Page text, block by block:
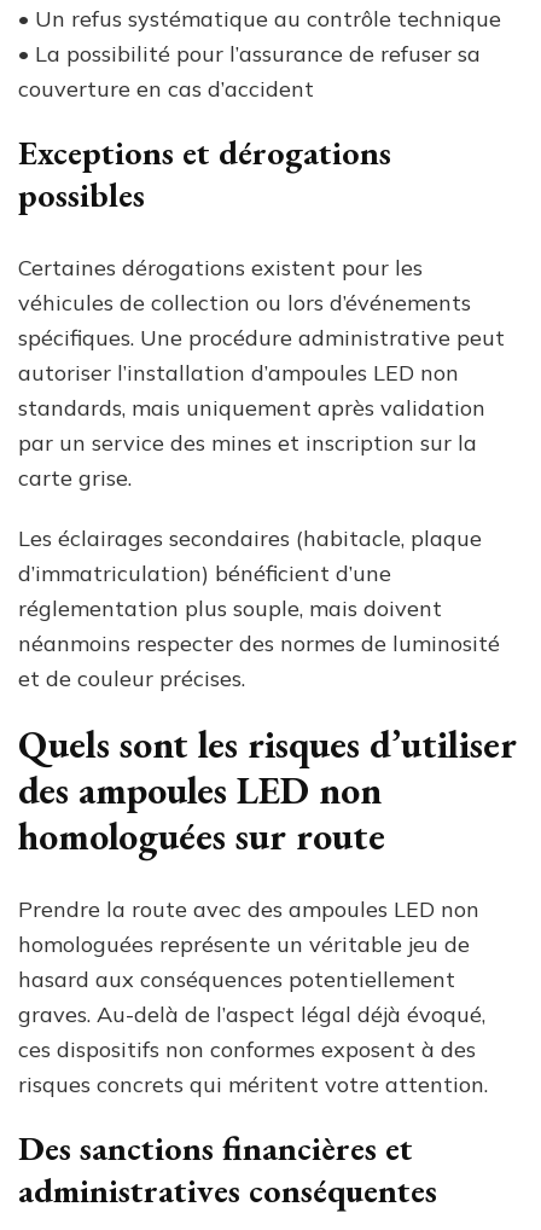
• Un refus systématique au contrôle technique
• La possibilité pour l’assurance de refuser sa
couverture en cas d’accident
Exceptions et dérogations
possibles
Certaines dérogations existent pour les
véhicules de collection ou lors d’événements
spécifiques. Une procédure administrative peut
autoriser l’installation d’ampoules LED non
standards, mais uniquement après validation
par un service des mines et inscription sur la
carte grise.
Les éclairages secondaires (habitacle, plaque
d’immatriculation) bénéficient d’une
réglementation plus souple, mais doivent
néanmoins respecter des normes de luminosité
et de couleur précises.
Quels sont les risques d’utiliser
des ampoules LED non
homologuées sur route
Prendre la route avec des ampoules LED non
homologuées représente un véritable jeu de
hasard aux conséquences potentiellement
graves. Au-delà de l’aspect légal déjà évoqué,
ces dispositifs non conformes exposent à des
risques concrets qui méritent votre attention.
Des sanctions financières et
administratives conséquentes